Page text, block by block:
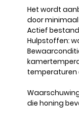
Het wordt
door minimaal
Actief
Hulpstoffen:
temperaturen
die honing